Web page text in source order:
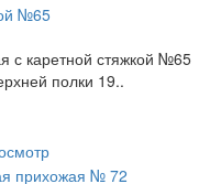
№65
стяжкой №65
полки 19..